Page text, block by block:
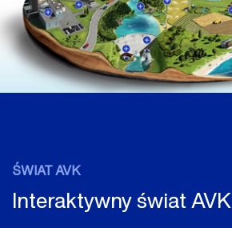
ŚWIAT AVK
Interaktywny świat AVK